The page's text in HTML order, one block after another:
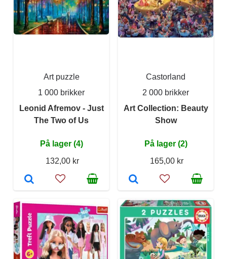
Art puzzle
1 000 brikker
Leonid Afremov - Just
The Two of Us
På lager (4)
132,00 kr
Castorland
2 000 brikker
Art Collection: Beauty
Show
På lager (2)
165,00 kr